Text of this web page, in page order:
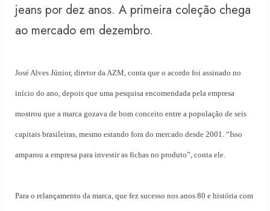
jeans por dez anos. A primeira coleção chega
ao mercado em dezembro.
José Alves Júnior, diretor da AZM, conta que o acordo foi assinado no
início do ano, depois que uma pesquisa encomendada pela empresa
mostrou que a marca gozava de bom conceito entre a população de seis
capitais brasileiras, mesmo estando fora do mercado desde 2001. “Isso
amparou a empresa para investir as fichas no produto”, conta ele.
Para o relançamento da marca, que fez sucesso nos anos 80 e história com